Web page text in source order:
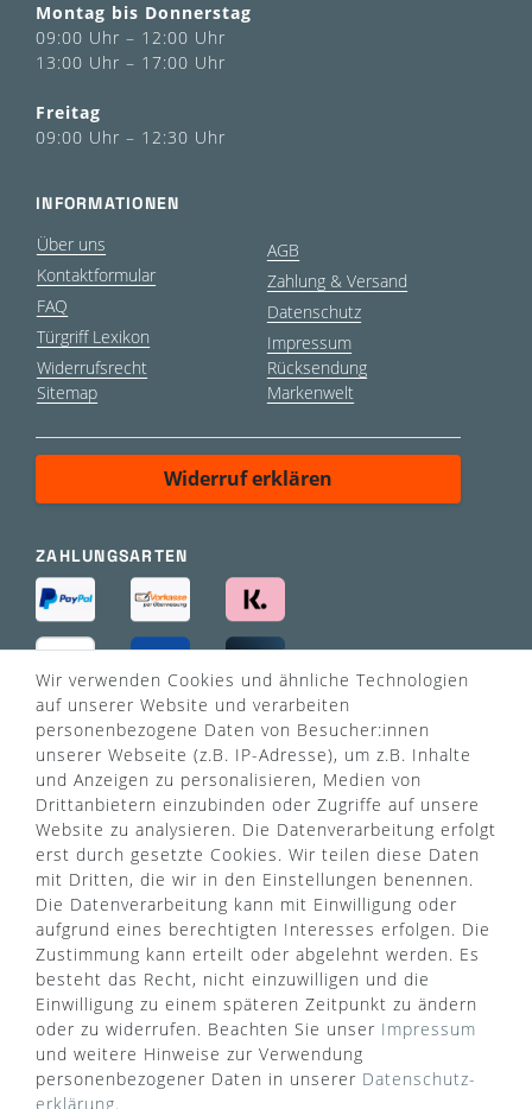
Montag bis Donnerstag
09:00 Uhr – 12:00 Uhr
13:00 Uhr – 17:00 Uhr
Freitag
09:00 Uhr – 12:30 Uhr
INFORMATIONEN
Über uns
Kontaktformular
FAQ
Türgriff Lexikon
Widerrufsrecht
Sitemap
AGB
Zahlung & Versand
Datenschutz
Impressum
Rücksendung
Markenwelt
Widerruf erklären
ZAHLUNGSARTEN
VERSANDART
WUSSTEN SIE SCHON?
Wir verwenden Cookies und ähnliche Technologien
auf unserer Website und verarbeiten
personenbezogene Daten von Besucher:innen
unserer Webseite (z.B. IP-Adresse), um z.B. Inhalte
und Anzeigen zu personalisieren, Medien von
Drittanbietern einzubinden oder Zugriffe auf unsere
Website zu analysieren. Die Datenverarbeitung erfolgt
erst durch gesetzte Cookies. Wir teilen diese Daten
mit Dritten, die wir in den Einstellungen benennen.
Die Datenverarbeitung kann mit Einwilligung oder
aufgrund eines berechtigten Interesses erfolgen. Die
Zustimmung kann erteilt oder abgelehnt werden. Es
besteht das Recht, nicht einzuwilligen und die
Einwilligung zu einem späteren Zeitpunkt zu ändern
oder zu widerrufen. Beachten Sie unser Impressum
und weitere Hinweise zur Verwendung
personenbezogener Daten in unserer Daten­schutz­
erklärung.